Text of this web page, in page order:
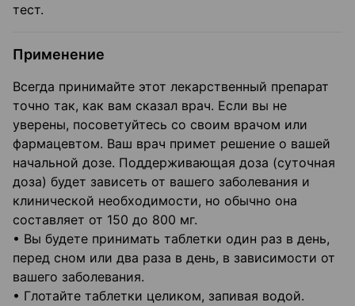
тест.
Применение
Всегда принимайте этот лекарственный препарат
точно так, как вам сказал врач. Если вы не
уверены, посоветуйтесь со своим врачом или
фармацевтом. Ваш врач примет решение о вашей
начальной дозе. Поддерживающая доза (суточная
доза) будет зависеть от вашего заболевания и
клинической необходимости, но обычно она
составляет от 150 до 800 мг.
• Вы будете принимать таблетки один раз в день,
перед сном или два раза в день, в зависимости от
вашего заболевания.
• Глотайте таблетки целиком, запивая водой.